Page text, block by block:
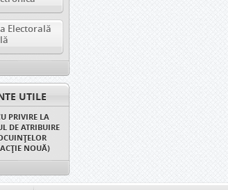
Electorală
UTILE
PRIVIRE LA
DE ATRIBUIRE
NOUĂ)